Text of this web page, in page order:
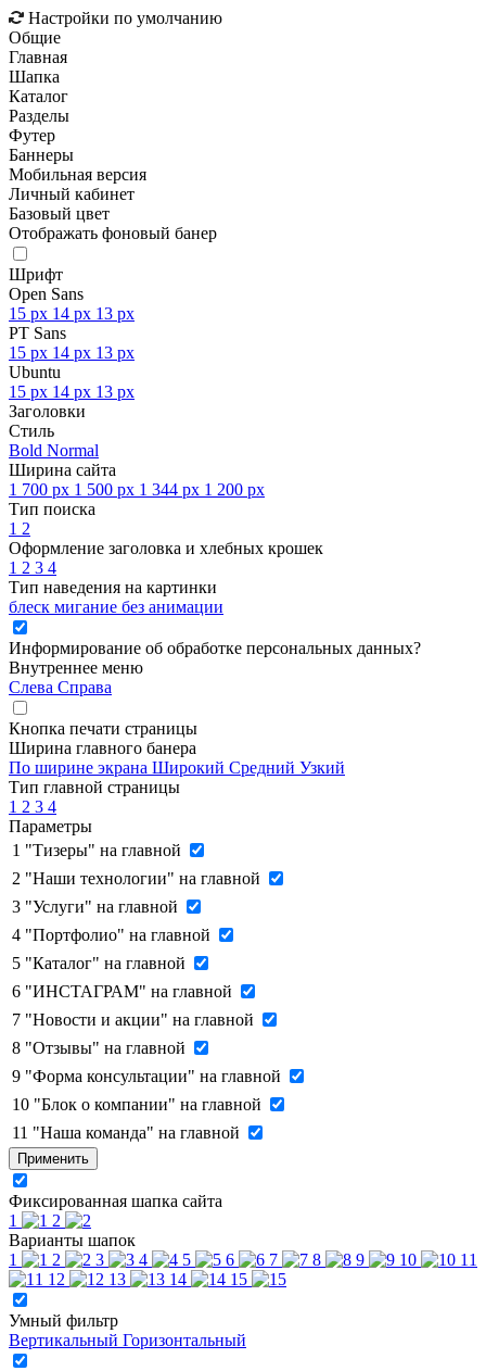
Настройки по умолчанию
Общие
Главная
Шапка
Каталог
Разделы
Футер
Баннеры
Мобильная версия
Личный кабинет
Базовый цвет
Отображать фоновый банер
Шрифт
Open Sans
15 px 14 px 13 px
PT Sans
15 px 14 px 13 px
Ubuntu
15 px 14 px 13 px
Заголовки
Стиль
Bold Normal
Ширина сайта
1 700 px 1 500 px 1 344 px 1 200 px
Тип поиска
1 2
Оформление заголовка и хлебных крошек
1 2 3 4
Тип наведения на картинки
блеск мигание без анимации
Информирование об обработке персональных данных?
Внутреннее меню
Слева Справа
Кнопка печати страницы
Ширина главного банера
По ширине экрана Широкий Средний Узкий
Тип главной страницы
1 2 3 4
Параметры
1 "Тизеры" на главной
2 "Наши технологии" на главной
3 "Услуги" на главной
4 "Портфолио" на главной
5 "Каталог" на главной
6 "ИНСТАГРАМ" на главной
7 "Новости и акции" на главной
8 "Отзывы" на главной
9 "Форма консультации" на главной
10 "Блок о компании" на главной
11 "Наша команда" на главной
Применить
Фиксированная шапка сайта
1
2
Варианты шапок
1
2 3 4 5 6 7 8 9 10
11
12
13 14 15
Умный фильтр
Вертикальный Горизонтальный